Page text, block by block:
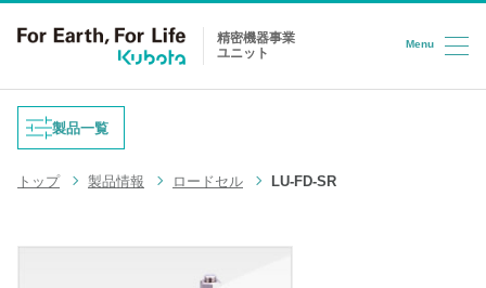
コンテンツへスキップ
精密機器事業
ユニット
Menu
製品一覧
重量式フィーダ
トップ 製品情報 ロードセル LU-FD-SR